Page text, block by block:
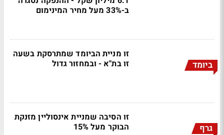
ב-33% מעל מחיר המינימום
ביומד
זו מניית הביומד שמתרסקת בשעה
זו בת"א - ובמחזור גדול
גרף
זו הסיבה שמניית אינסוליין מזנקת
הבוקר מעל 15%